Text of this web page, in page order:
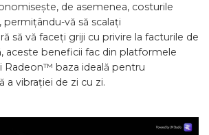
de asemenea, costurile
vă să scalați
să vă faceți griji cu privire la facturile de
aceste beneficii fac din platformele
Radeon™ baza ideală pentru
a vibrației de zi cu zi.